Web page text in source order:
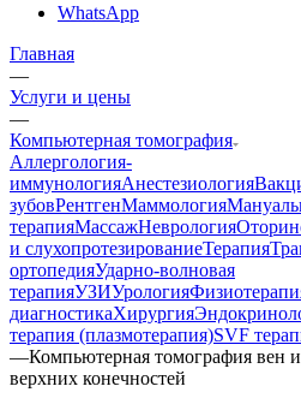
WhatsApp
Главная
—
Услуги и цены
—
Компьютерная томография
Аллергология-
иммунологияАнестезиология
зубовРентгенМаммология
терапияМассажНеврология
и слухопротезированиеТерапия
ортопедияУдарно-волновая
терапияУЗИУрология
диагностикаХирургия
терапия (плазмотерапия)SVF
—Компьютерная томография вен
верхних конечностей